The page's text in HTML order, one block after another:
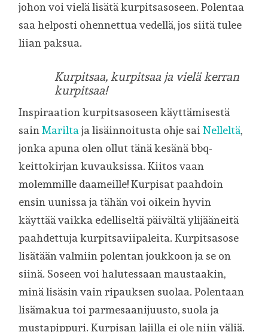
johon voi vielä lisätä kurpitsasoseen. Polentaa
saa helposti ohennettua vedellä, jos siitä tulee
liian paksua.
Kurpitsaa, kurpitsaa ja vielä kerran
kurpitsaa!
Inspiraation kurpitsasoseen käyttämisestä
sainMariltaja lisäinnoitusta ohje saiNelleltä,
jonka apuna olen ollut tänä kesänä bbq-
keittokirjan kuvauksissa. Kiitos vaan
molemmille daameille! Kurpisat paahdoin
ensin uunissa ja tähän voi oikein hyvin
käyttää vaikka edelliseltä päivältä ylijääneitä
paahdettuja kurpitsaviipaleita. Kurpitsasose
lisätään valmiin polentan joukkoon ja se on
siinä. Soseen voi halutessaan maustaakin,
minä lisäsin vain ripauksen suolaa. Polentaan
lisämakua toi parmesaanijuusto, suola ja
mustapippuri. Kurpisan lajilla ei ole niin väliä.